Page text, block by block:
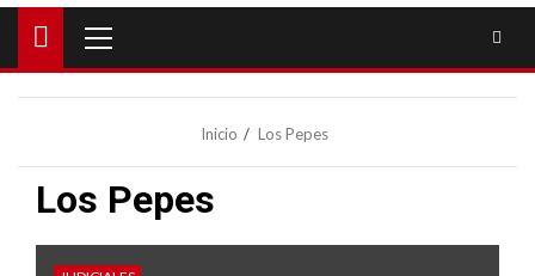
principal
Inicio Los Pepes
Los Pepes